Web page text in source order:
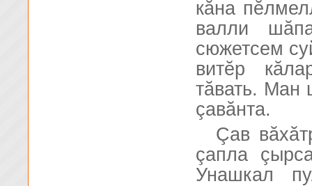
кăна
валли
сюжетсем
витĕр
тăвать. Ман
çавăнта.
Çав
çапла
Унашкал